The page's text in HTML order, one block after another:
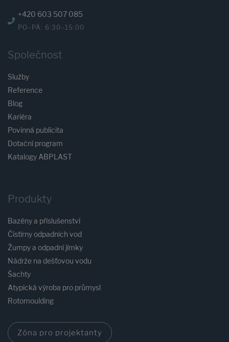
+420 603 507 085
PO–PÁ: 6:30–15:00
Společnost
Služby
Reference
Blog
Kariéra
Povinná publicita
Dotační program
Katalogy ABPLAST
Produkty
Bazény a příslušenství
Čistírny odpadních vod
Žumpy a odpadní jímky
Nádrže na dešťovou vodu
Šachty
Atypická výroba pro průmysl
Rotomoulding
Zóna pro projektanty